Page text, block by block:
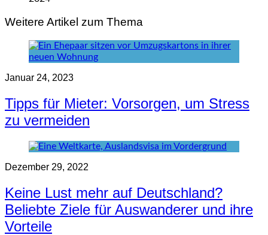
Weitere Artikel zum Thema
Januar 24, 2023
Tipps für Mieter: Vorsorgen, um Stress
zu vermeiden
Dezember 29, 2022
Keine Lust mehr auf Deutschland?
Beliebte Ziele für Auswanderer und ihre
Vorteile